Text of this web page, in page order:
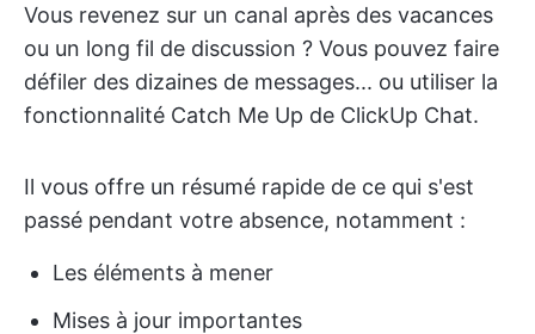
Vous revenez sur un canal après des vacances
ou un long fil de discussion ? Vous pouvez faire
défiler des dizaines de messages... ou utiliser la
fonctionnalité Catch Me Up de ClickUp Chat.
Il vous offre un résumé rapide de ce qui s'est
passé pendant votre absence, notamment :
Les éléments à mener
Mises à jour importantes